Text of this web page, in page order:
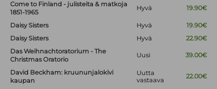
Come to Finland - julisteita & matkoja
1851-1965
Hyvä 19.90€
Daisy Sisters Hyvä
19.90€
Daisy Sisters
Hyvä
22.90€
Das Weihnachtoratorium - The
Christmas Oratorio
Uusi 39.00€
David Beckham: kruununjalokivi
kaupan
Uutta
vastaava
22.00€